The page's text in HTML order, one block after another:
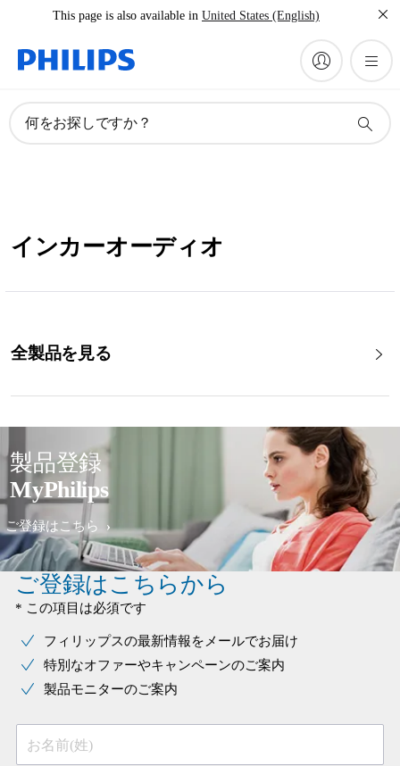
This page is also available in United States (English)
何をお探しですか？
インカーオーディオ
全製品を見る
製品登録
MyPhilips
ご登録はこちら
ご登録はこちらから
* この項目は必須です
フィリップスの最新情報をメールでお届け
特別なオファーやキャンペーンのご案内
製品モニターのご案内
お名前(姓)